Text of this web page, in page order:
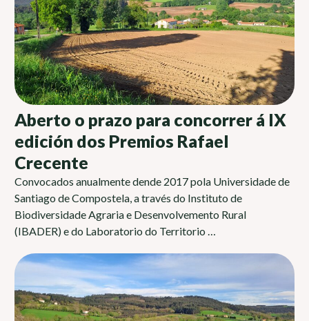
Aberto o prazo para concorrer á IX
edición dos Premios Rafael
Crecente
Convocados anualmente dende 2017 pola Universidade de
Santiago de Compostela, a través do Instituto de
Biodiversidade Agraria e Desenvolvemento Rural
(IBADER) e do Laboratorio do Territorio …